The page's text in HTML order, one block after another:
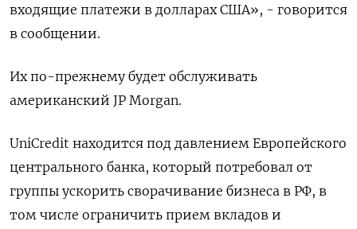
входящие платежи в долларах США», - говорится
в сообщении.
Их по-прежнему будет обслуживать
американский JP Morgan.
UniCredit находится под давлением Европейского
центрального банка, который потребовал от
группы ускорить сворачивание бизнеса в РФ, в
том числе ограничить прием вкладов и